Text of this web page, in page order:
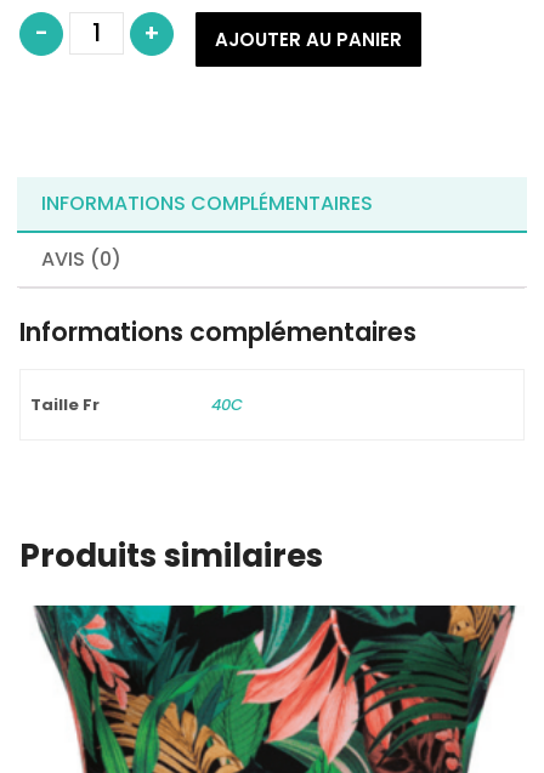
- quantité
Maillot
CARINI
-
+ AJOUTER AU PANIER
INFORMATIONS COMPLÉMENTAIRES
AVIS (0)
Informations complémentaires
Taille Fr 40C
Produits similaires